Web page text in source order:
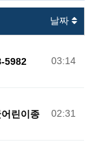
날짜
5982 03:14
린이종
02:31